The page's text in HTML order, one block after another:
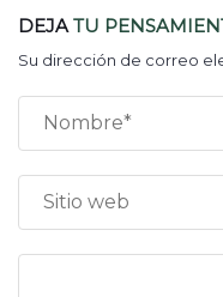
DEJATU
Su dirección de correo